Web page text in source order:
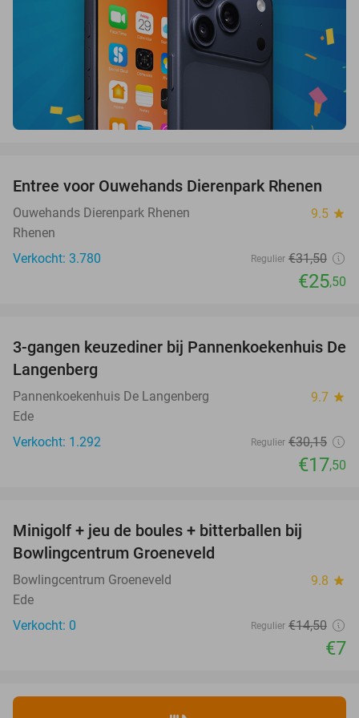
19%
Entree voor Ouwehands Dierenpark Rhenen
Ouwehands Dierenpark Rhenen 9.5 star
Rhenen
Verkocht: 3.780
Regulier €31,50
€25,50
42%
3-gangen keuzediner bij Pannenkoekenhuis De
Langenberg
Pannenkoekenhuis De Langenberg 9.7 star
Ede
Verkocht: 1.292
Regulier €30,15
€17,50
NEW
TODAY
Minigolf + jeu de boules + bitterballen bij
Bowlingcentrum Groeneveld
Bowlingcentrum Groeneveld 9.8 star
Ede
Verkocht: 0
Regulier €14,50
€7